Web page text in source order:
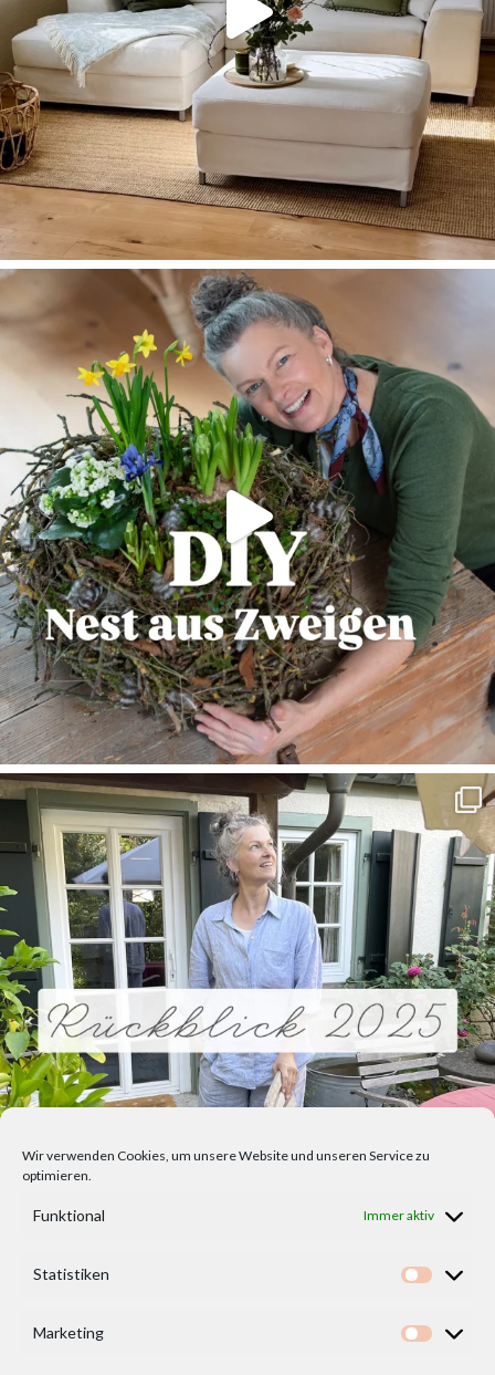
Wir verwenden Cookies, um unsere Website und unseren Service zu
optimieren.
Funktional Immer aktiv
Statistiken
Marketing